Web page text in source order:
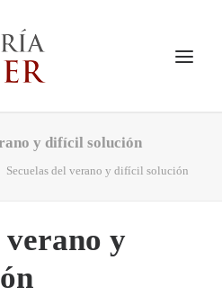
y difícil solución
Secuelas del verano y difícil solución
verano y